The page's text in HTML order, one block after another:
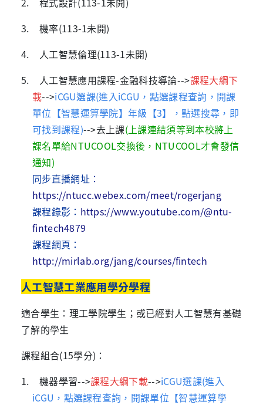
3. 機率(113-1未開)
4. 人工智慧倫理(113-1未開)
5. 人工智慧應用課程-金融科技導論-->課程大綱下
載-->iCGU選課(進入iCGU，點選課程查詢，開課
單位【智慧運算學院】年級【3】，點選搜尋，即
可找到課程)-->去上課(上課連結須等到本校將上
課名單給NTUCOOL交換後，NTUCOOL才會發信
通知)
同步直播網址：
https://ntucc.webex.com/meet/rogerjang
課程錄影： https://www.youtube.com/@ntu-
fintech4879
課程網頁：
http://mirlab.org/jang/courses/fintech
人工智慧工業應用學分學程
適合學生：理工學院學生；或已經對人工智慧有基礎
了解的學生
課程組合(15學分) ：
1. 機器學習-->課程大綱下載-->iCGU選課(進入
iCGU，點選課程查詢，開課單位【智慧運算學